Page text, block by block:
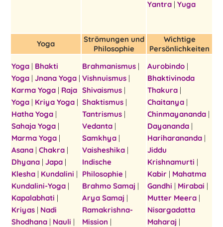
Yantra | Yuga
Yoga
Strömungen und
Philosophie
Wichtige
Persönlichkeiten
Yoga | Bhakti
Yoga | Jnana Yoga |
Karma Yoga | Raja
Yoga | Kriya Yoga |
Hatha Yoga |
Sahaja Yoga |
Marma Yoga |
Asana | Chakra |
Dhyana | Japa |
Klesha | Kundalini |
Kundalini-Yoga |
Kapalabhati |
Kriyas | Nadi
Shodhana | Nauli |
Brahmanismus |
Vishnuismus |
Shivaismus |
Shaktismus |
Tantrismus |
Vedanta |
Samkhya |
Vaisheshika |
Indische
Philosophie |
Brahmo Samaj |
Arya Samaj |
Ramakrishna-
Mission |
Aurobindo |
Bhaktivinoda
Thakura |
Chaitanya |
Chinmayananda |
Dayananda |
Hariharananda |
Jiddu
Krishnamurti |
Kabir | Mahatma
Gandhi | Mirabai |
Mutter Meera |
Nisargadatta
Maharaj |